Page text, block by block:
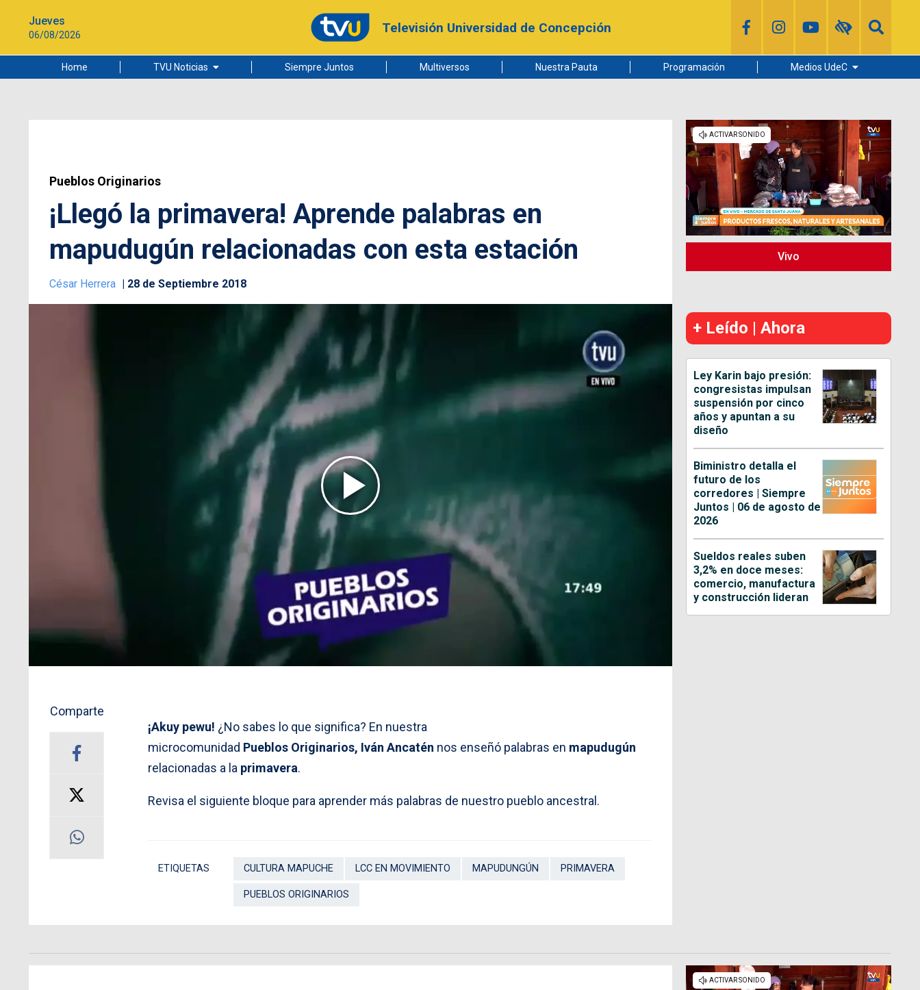
Jueves
06/08/2026 Televisión Universidad de Concepción
Home TVU Noticias
Ciudad
Siempre Juntos Multiversos Nuestra Pauta Programación Medios UdeC
Radio UdeC
Noticias UdeC
La Discusión
Pueblos Originarios
¡Llegó la primavera! Aprende palabras en
mapudugún relacionadas con esta estación
César Herrera 28 de Septiembre 2018
Comparte
¡Akuy pewu! ¿No sabes lo que significa? En nuestra
microcomunidad Pueblos Originarios, Iván Ancatén nos enseñó palabras en mapudugún
relacionadas a la primavera.
Revisa el siguiente bloque para aprender más palabras de nuestro pueblo ancestral.
ETIQUETAS CULTURA MAPUCHE LCC EN MOVIMIENTO MAPUDUNGÚN PRIMAVERA
PUEBLOS ORIGINARIOS
Vivo
+ Leído | Ahora
Ley Karin bajo presión:
congresistas impulsan
suspensión por cinco
años y apuntan a su
diseño
Biministro detalla el
futuro de los
corredores | Siempre
Juntos | 06 de agosto de
2026
Sueldos reales suben
3,2% en doce meses:
comercio, manufactura
y construcción lideran